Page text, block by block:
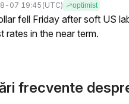
07 19:45(UTC) optimist
fell Friday after soft US
rates in the near term.
frecvente